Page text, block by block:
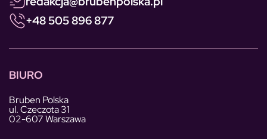
+48 505 896 877
BIURO
Bruben Polska
ul. Czeczota 31
02-607 Warszawa